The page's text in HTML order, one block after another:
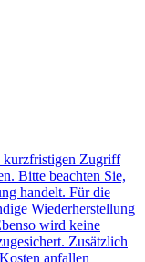
kurzfristigen Zugriff
Bitte beachten Sie,
handelt. Für die
Wiederherstellung
wird keine
Zusätzlich
anfallen